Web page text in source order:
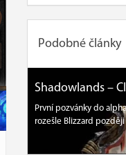
Podobné články
Shadowlands –
První pozvánky do
rozešle Blizzard